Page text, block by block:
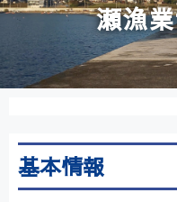
瀬漁
基本情報